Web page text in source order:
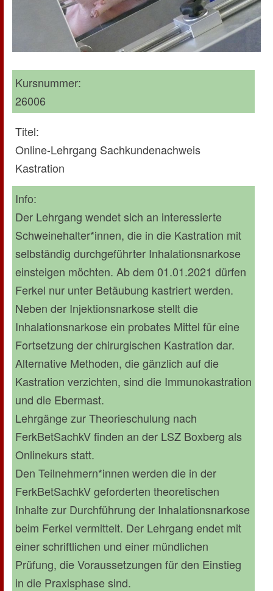
Kursnummer:
26006
Titel:
Online-Lehrgang Sachkundenachweis
Kastration
Info:
Der Lehrgang wendet sich an interessierte
Schweinehalter*innen, die in die Kastration mit
selbständig durchgeführter Inhalationsnarkose
einsteigen möchten. Ab dem 01.01.2021 dürfen
Ferkel nur unter Betäubung kastriert werden.
Neben der Injektionsnarkose stellt die
Inhalationsnarkose ein probates Mittel für eine
Fortsetzung der chirurgischen Kastration dar.
Alternative Methoden, die gänzlich auf die
Kastration verzichten, sind die Immunokastration
und die Ebermast.
Lehrgänge zur Theorieschulung nach
FerkBetSachkV finden an der LSZ Boxberg als
Onlinekurs statt.
Den Teilnehmern*innen werden die in der
FerkBetSachkV geforderten theoretischen
Inhalte zur Durchführung der Inhalationsnarkose
beim Ferkel vermittelt. Der Lehrgang endet mit
einer schriftlichen und einer mündlichen
Prüfung, die Voraussetzungen für den Einstieg
in die Praxisphase sind.